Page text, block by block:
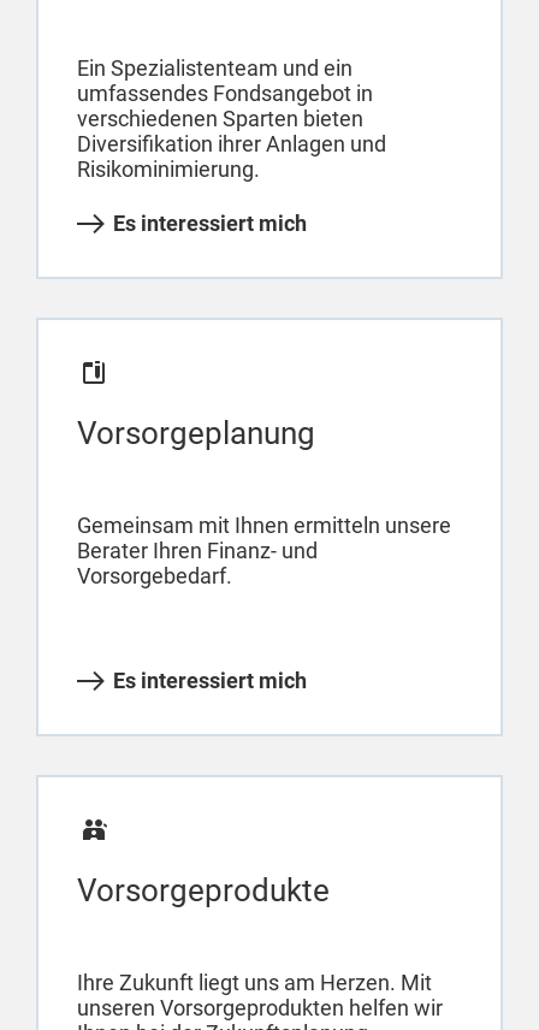
Ein Spezialistenteam und ein
umfassendes Fondsangebot in
verschiedenen Sparten bieten
Diversifikation ihrer Anlagen und
Risikominimierung.
Es interessiert mich
Vorsorgeplanung
Gemeinsam mit Ihnen ermitteln unsere
Berater Ihren Finanz- und
Vorsorgebedarf.
Es interessiert mich
Vorsorgeprodukte
Ihre Zukunft liegt uns am Herzen. Mit
unseren Vorsorgeprodukten helfen wir